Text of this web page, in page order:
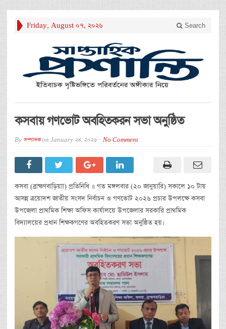
Friday, August 07, 2026 Search
কসবায় গণভোট অবহিতকরন সভা অনুষ্ঠিত
By সম্পাদকon January 24, 2026 No Comment
কসবা (ব্রাহ্মণবাড়িয়াা) প্রতিনিধি ॥ গত মঙ্গলবার (২০ জানুয়ারি) সকালে ১০ টায়
আসন্ন ত্রয়োদশ জাতীয় সংসদ নির্বাচন ও গণভোট ২০২৬ প্রচার উপলক্ষে কসবা
উপজেলা প্রাথমিক শিক্ষা অফিস কার্যালয়ে উপজেলার সরকারি প্রাথমিক
বিদ্যালয়ের প্রধান শিক্ষকগণের অবহিতকরণ সভা অনুষ্ঠিত হয়।